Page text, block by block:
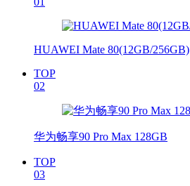
HUAWEI Mate 80(12GB/256GB)
TOP
02
华为畅享90 Pro Max 128GB
TOP
03